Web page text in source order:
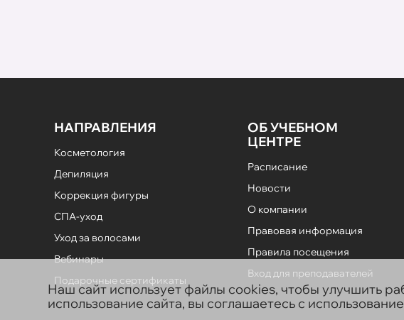
НАПРАВЛЕНИЯ
Косметология
Депиляция
Коррекция фигуры
СПА-уход
Уход за волосами
Вебинары
Подарочные сертификаты
ОБ УЧЕБНОМ
ЦЕНТРЕ
Расписание
Новости
О компании
Правовая информация
Правила посещения
Вход для преподавателей
Наш сайт использует файлы cookies, чтобы улучшить
использование сайта, вы соглашаетесь с